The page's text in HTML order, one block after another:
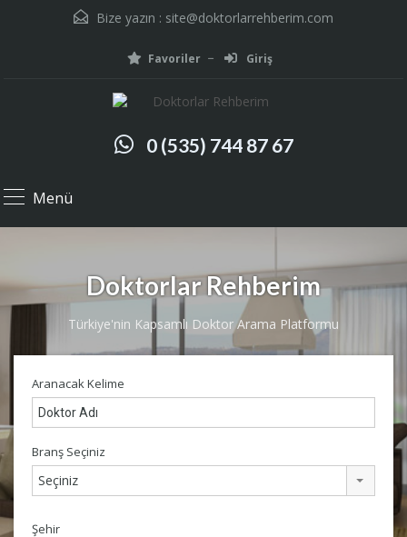
Bize yazın : site@doktorlarrehberim.com
Favoriler Giriş
0 (535) 744 87 67
Menü
Doktorlar Rehberim
Türkiye'nin Kapsamlı Doktor Arama Platformu
Aranacak Kelime
Branş Seçiniz
Seçiniz
Şehir